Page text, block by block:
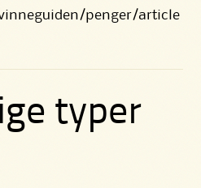
penger/article
typer